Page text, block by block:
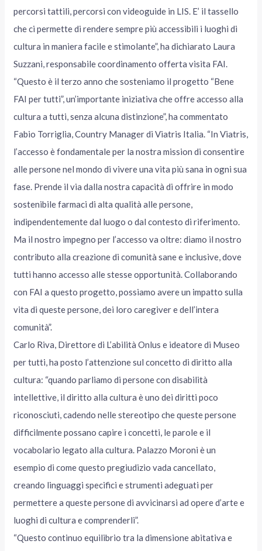
percorsi tattili, percorsi con videoguide in LIS. E’ il tassello
che ci permette di rendere sempre più accessibili i luoghi di
cultura in maniera facile e stimolante”, ha dichiarato Laura
Suzzani, responsabile coordinamento offerta visita FAI.
“Questo è il terzo anno che sosteniamo il progetto “Bene
FAI per tutti”, un’importante iniziativa che offre accesso alla
cultura a tutti, senza alcuna distinzione”, ha commentato
Fabio Torriglia, Country Manager di Viatris Italia. “In Viatris,
l’accesso è fondamentale per la nostra mission di consentire
alle persone nel mondo di vivere una vita più sana in ogni sua
fase. Prende il via dalla nostra capacità di offrire in modo
sostenibile farmaci di alta qualità alle persone,
indipendentemente dal luogo o dal contesto di riferimento.
Ma il nostro impegno per l’accesso va oltre: diamo il nostro
contributo alla creazione di comunità sane e inclusive, dove
tutti hanno accesso alle stesse opportunità. Collaborando
con FAI a questo progetto, possiamo avere un impatto sulla
vita di queste persone, dei loro caregiver e dell’intera
comunità”.
Carlo Riva, Direttore di L’abilità Onlus e ideatore di Museo
per tutti, ha posto l’attenzione sul concetto di diritto alla
cultura: “quando parliamo di persone con disabilità
intellettive, il diritto alla cultura è uno dei diritti poco
riconosciuti, cadendo nelle stereotipo che queste persone
difficilmente possano capire i concetti, le parole e il
vocabolario legato alla cultura. Palazzo Moroni è un
esempio di come questo pregiudizio vada cancellato,
creando linguaggi specifici e strumenti adeguati per
permettere a queste persone di avvicinarsi ad opere d’arte e
luoghi di cultura e comprenderli”.
“Questo continuo equilibrio tra la dimensione abitativa e